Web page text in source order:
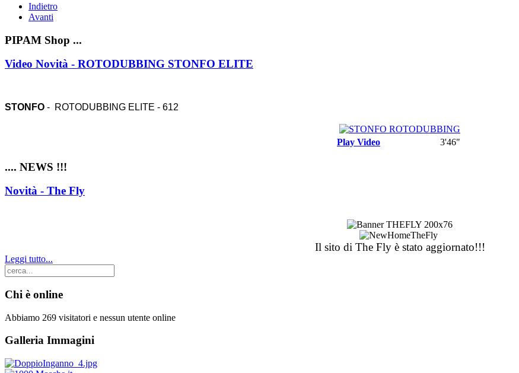
Indietro
Avanti
PIPAM Shop ...
Video Novità - ROTODUBBING STONFO ELITE
STONFO - ROTODUBBING ELITE - 612
Play Video 3'46"
.... NEWS !!!
Novità - The Fly
Il sito di The Fly è stato aggiornato!!!
Leggi tutto...
Chi è online
Abbiamo 269 visitatori e nessun utente online
Galleria Immagini